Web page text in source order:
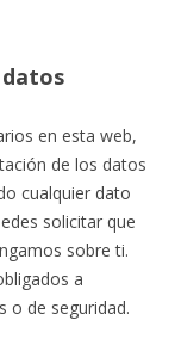
en esta web,
de los datos
cualquier dato
solicitar que
sobre ti.
a
o de seguridad.